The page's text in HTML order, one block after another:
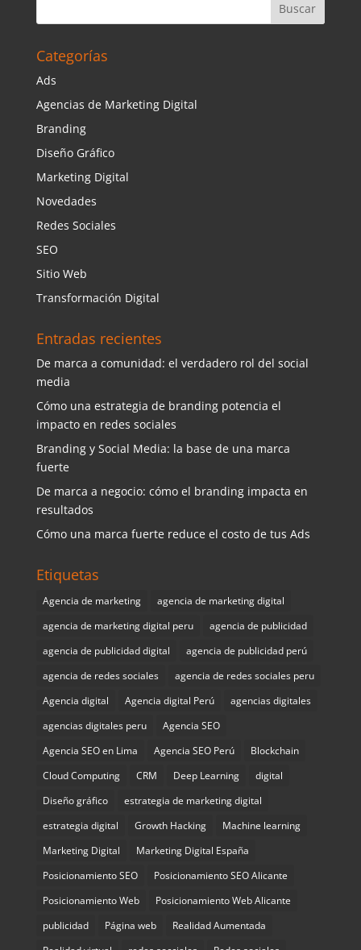
Categorías
Ads
Agencias de Marketing Digital
Branding
Diseño Gráfico
Marketing Digital
Novedades
Redes Sociales
SEO
Sitio Web
Transformación Digital
Entradas recientes
De marca a comunidad: el verdadero rol del social
media
Cómo una estrategia de branding potencia el
impacto en redes sociales
Branding y Social Media: la base de una marca
fuerte
De marca a negocio: cómo el branding impacta en
resultados
Cómo una marca fuerte reduce el costo de tus Ads
Etiquetas
Agencia de marketing
agencia de marketing digital
agencia de marketing digital peru
agencia de publicidad
agencia de publicidad digital
agencia de publicidad perú
agencia de redes sociales
agencia de redes sociales peru
Agencia digital
Agencia digital Perú
agencias digitales
agencias digitales peru
Agencia SEO
Agencia SEO en Lima
Agencia SEO Perú
Blockchain
Cloud Computing
CRM Deep Learning
digital
Diseño gráfico
estrategia de marketing digital
estrategia digital
Growth Hacking
Machine learning
Marketing Digital
Marketing Digital España
Posicionamiento SEO
Posicionamiento SEO Alicante
Posicionamiento Web
Posicionamiento Web Alicante
publicidad
Página web
Realidad Aumentada